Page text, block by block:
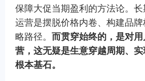
保障大促当期盈利的方法论。长
运营是摆脱价格内卷、构建品
略路径。 而贯穿始终的，是对
营，这无疑是生意穿越周期、
根本基石。